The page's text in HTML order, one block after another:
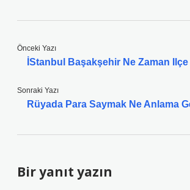
Önceki Yazı
İStanbul Başakşehir Ne Zaman Ilçe
Sonraki Yazı
Rüyada Para Saymak Ne Anlama
Bir yanıt yazın